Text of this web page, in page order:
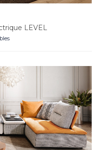
LEVEL